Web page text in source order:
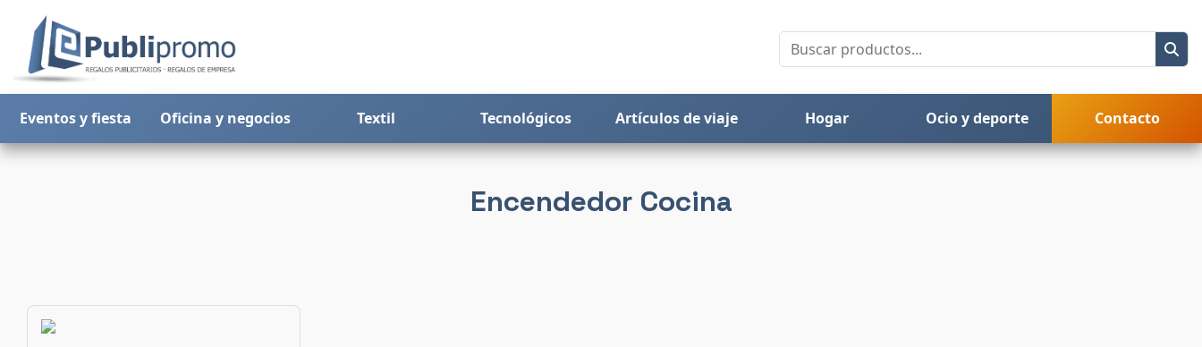
Eventos y fiesta Oficina y negocios Textil Tecnológicos Artículos de viaje Hogar Ocio y deporte Contacto
Encendedor Cocina